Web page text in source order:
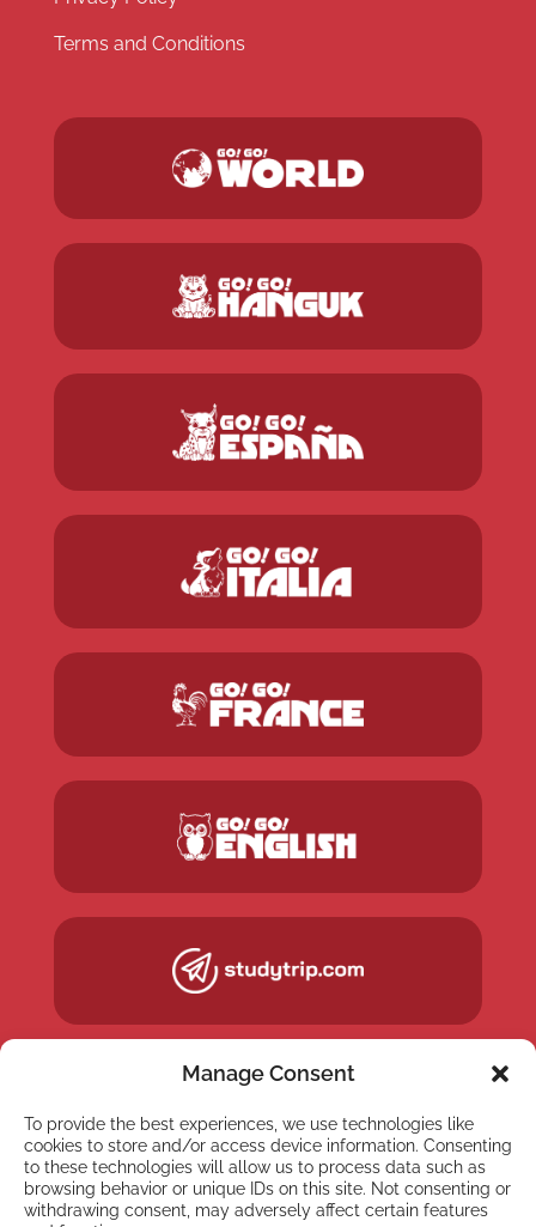
Manage Consent
To provide the best experiences, we use technologies like
cookies to store and/or access device information. Consenting
to these technologies will allow us to process data such as
browsing behavior or unique IDs on this site. Not consenting or
withdrawing consent, may adversely affect certain features
Terms and Conditions